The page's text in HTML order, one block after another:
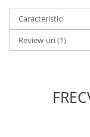
Caracteristici
Review-uri(1)